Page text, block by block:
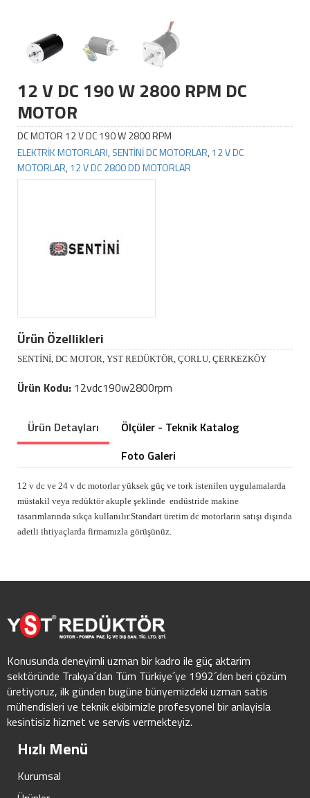
12 V DC 190 W 2800 RPM DC
MOTOR
DC MOTOR 12 V DC 190 W 2800 RPM
ELEKTRİK MOTORLARI,SENTİNİ DC MOTORLAR,12 V DC
MOTORLAR,12 V DC 2800 DD MOTORLAR
Ürün Özellikleri
SENTİNİ, DC MOTOR, YST REDÜKTÖR, ÇORLU, ÇERKEZKÖY
Ürün Kodu: 12vdc190w2800rpm
Ürün Detayları
Ölçüler - Teknik Katalog
Foto Galeri
12 v dc ve 24 v dc motorlar yüksek güç ve tork istenilen uygulamalarda
müstakil veya redüktör akuple şeklinde endüstride makine
tasarımlarında sıkça kullanılır.Standart üretim dc motorların satışı dışında
adetli ihtiyaçlarda firmamızla görüşünüz.
Konusunda deneyimli uzman bir kadro ile güç aktarim
sektöründe Trakya´dan Tüm Türkiye´ye 1992´den beri çözüm
üretiyoruz, ilk günden bugüne bünyemizdeki uzman satis
mühendisleri ve teknik ekibimizle profesyonel bir anlayisla
kesintisiz hizmet ve servis vermekteyiz.
Hızlı Menü
Kurumsal